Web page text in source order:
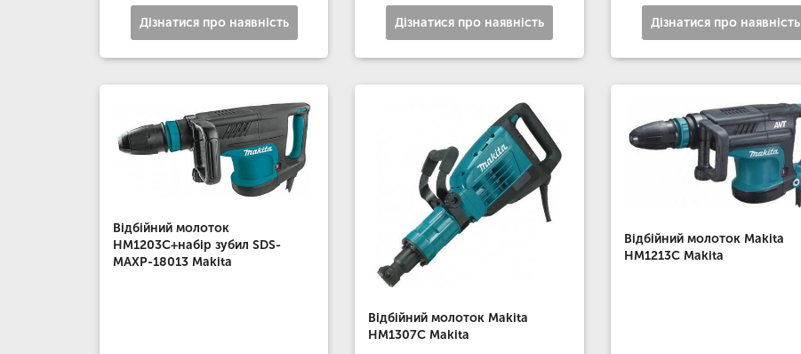
Дізнатися про наявність Дізнатися про наявність Дізнатися про наявність
Відбійний молоток
HM1203C+набір зубил SDS-
MAXP-18013 Makita
Відбійний молоток Makita
HM1307C Makita
Відбійний молоток Makita
HM1213C Makita